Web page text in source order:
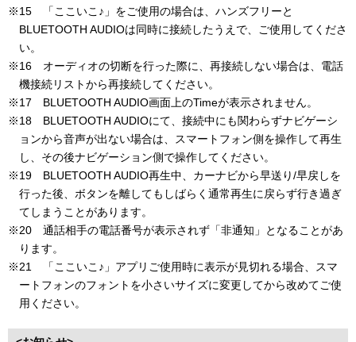
※15 「ここいこ♪」をご使用の場合は、ハンズフリーと
BLUETOOTH AUDIOは同時に接続したうえで、ご使用してくださ
い。
※16 オーディオの切断を行った際に、再接続しない場合は、電話
機接続リストから再接続してください。
※17 BLUETOOTH AUDIO画面上のTimeが表示されません。
※18 BLUETOOTH AUDIOにて、接続中にも関わらずナビゲーシ
ョンから音声が出ない場合は、スマートフォン側を操作して再生
し、その後ナビゲーション側で操作してください。
※19 BLUETOOTH AUDIO再生中、カーナビから早送り/早戻しを
行った後、ボタンを離してもしばらく通常再生に戻らず行き過ぎ
てしまうことがあります。
※20 通話相手の電話番号が表示されず「非通知」となることがあ
ります。
※21 「ここいこ♪」アプリご使用時に表示が見切れる場合、スマ
ートフォンのフォントを小さいサイズに変更してから改めてご使
用ください。